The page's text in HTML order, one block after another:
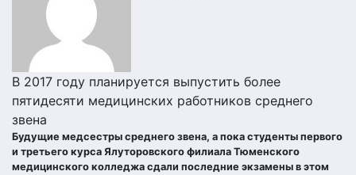
В 2017 году планируется выпустить более
пятидесяти медицинских работников среднего
звена
Будущие медсестры среднего звена, а пока студенты первого
и третьего курса Ялуторовского филиала Тюменского
медицинского колледжа сдали последние экзамены в этом